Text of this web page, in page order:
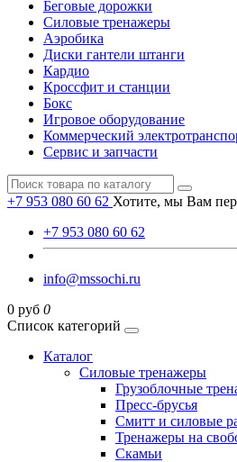
Беговые дорожки
Силовые тренажеры
Аэробика
Диски гантели штанги
Кардио
Кроссфит и станции
Бокс
Игровое оборудование
Коммерческий
Сервис и запчасти
+7 953 080 60 62 Хотите, мы Вам
+7 953 080 60 62
info@mssochi.ru
0 руб 0
Список категорий
Каталог
Силовые тренажеры
Грузоблочные
Пресс-брусья
Смитт и силовые
Тренажеры на
Скамьи